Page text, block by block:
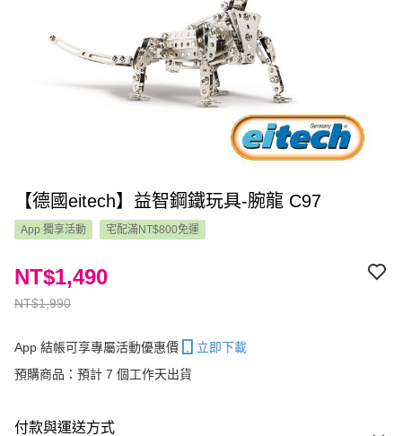
【德國eitech】益智鋼鐵玩具-腕龍 C97
App 獨享活動 宅配滿NT$800免運
NT$1,990
NT$1,490
App 結帳可享專屬活動優惠價
立即下載
預購商品：預計 7 個工作天出貨
付款與運送方式